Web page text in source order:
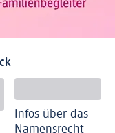
Infos über das
Namensrecht